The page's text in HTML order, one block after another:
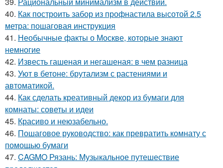
40. Как построить забор из профнастила высотой 2.5
метра: пошаговая инструкция
41. Необычные факты о Москве, которые знают
немногие
42. Известь гашеная и негашеная: в чем разница
43. Уют в бетоне: брутализм с растениями и
автоматикой.
44. Как сделать креативный декор из бумаги для
комнаты: советы и идеи
45. Красиво и неюзабельно.
46. Пошаговое руководство: как превратить комнату с
помощью бумаги
47. CAGMO Рязань: Музыкальное путешествие